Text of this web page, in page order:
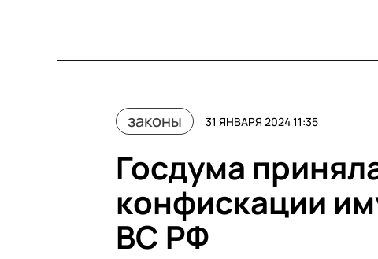
законы 31 ЯНВАРЯ 2024 11:35
Госдума
конфискации
ВС РФ